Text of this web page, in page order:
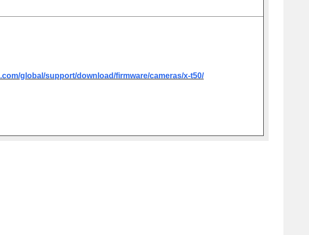
global/support/download/firmware/cameras/x-t50/